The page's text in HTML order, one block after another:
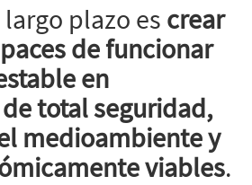
plazo es crear
de funcionar
en
total seguridad,
medioambiente y
viables.